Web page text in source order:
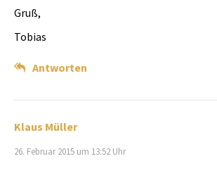
Gruß,
Tobias
Antworten
Klaus Müller
26. Februar 2015 um 13:52 Uhr